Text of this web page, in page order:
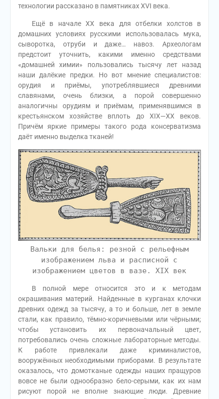
технологии рассказано в памятниках ХVI века.
Ещё в начале ХХ века для отбелки холстов в
домашних условиях русскими использовалась мука,
сыворотка, отруби и даже… навоз. Археологам
предстоит уточнить, какими именно средствами
«домашней химии» пользовались тысячу лет назад
наши далёкие предки. Но вот мнение специалистов:
орудия и приёмы, употреблявшиеся древними
славянами, очень близки, а порой совершенно
аналогичны орудиям и приёмам, применявшимся в
крестьянском хозяйстве вплоть до ХIХ—ХХ веков.
Причём яркие примеры такого рода консерватизма
даёт именно выделка тканей!
Вальки для белья: резной с рельефным
изображением льва и расписной с
изображением цветов в вазе. XIX век
В полной мере относится это и к методам
окрашивания материй. Найденные в курганах клочки
древних одежд за тысячу, а то и больше, лет в земле
стали, как правило, тёмно-коричневыми или чёрными;
чтобы установить их первоначальный цвет,
потребовались очень сложные лабораторные методы.
К работе привлекали даже криминалистов,
вооружённых необходимыми приборами. В результате
оказалось, что домотканые одежды наших пращуров
вовсе не были однообразно бело-серыми, как их нам
рисуют порой не вполне знающие люди. Древние